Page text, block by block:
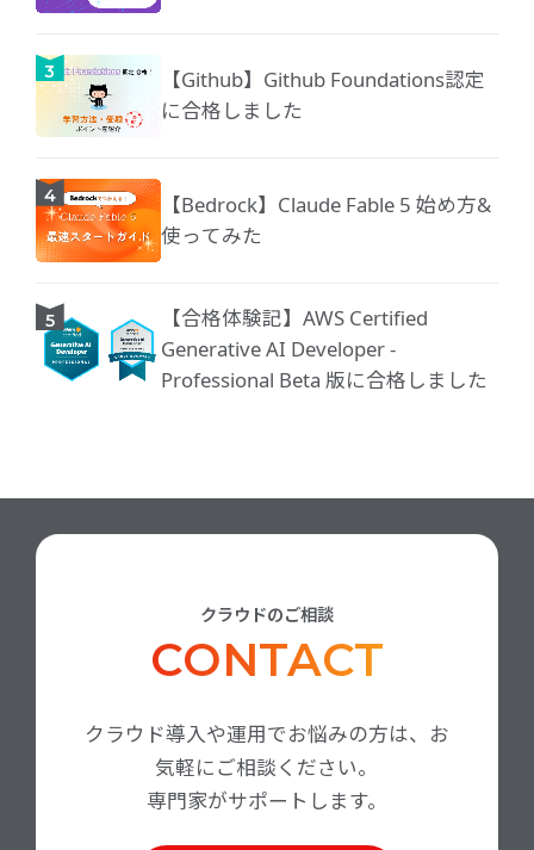
【Github】Github Foundations認定
に合格しました
【Bedrock】Claude Fable 5 始め方&
使ってみた
【合格体験記】AWS Certified
Generative AI Developer -
Professional Beta 版に合格しました
クラウドのご相談
CONTACT
クラウド導入や運用でお悩みの方は、お
気軽にご相談ください。
専門家がサポートします。